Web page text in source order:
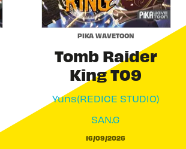
PIKA WAVETOON
Tomb Raider
King T09
Yuns(REDICE STUDIO)
SAN.G
16/09/2026